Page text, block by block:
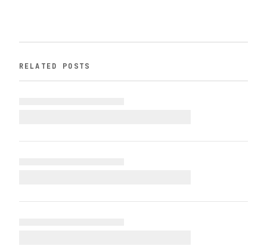
RELATED POSTS